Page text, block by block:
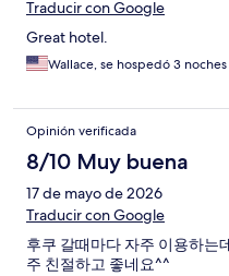
Traducir con Google
Great hotel.
Wallace, se hospedó 3 noches
Opinión verificada
8/10 Muy buena
17 de mayo de 2026
Traducir con Google
후쿠 갈때마다 자주 이용하는
주 친절하고 좋네요^^